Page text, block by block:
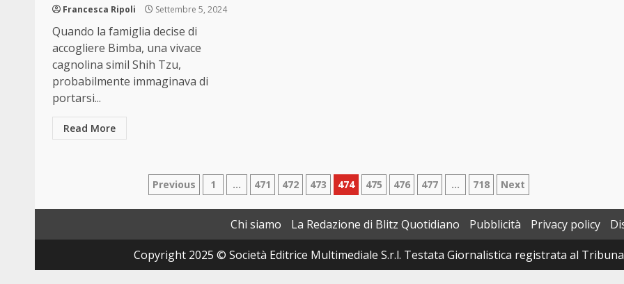
Francesca Ripoli Settembre 5, 2024
Quando la famiglia decise di
accogliere Bimba, una vivace
cagnolina simil Shih Tzu,
probabilmente immaginava di
portarsi...
Read More
Paginazione
degli
articoli
Previous 1 … 471 472 473 474 475 476 477 … 718 Next
Chi siamo La Redazione di Blitz Quotidiano Pubblicità Privacy policy
Copyright 2025 © Società Editrice Multimediale S.r.l. Testata Giornalistica registrata al